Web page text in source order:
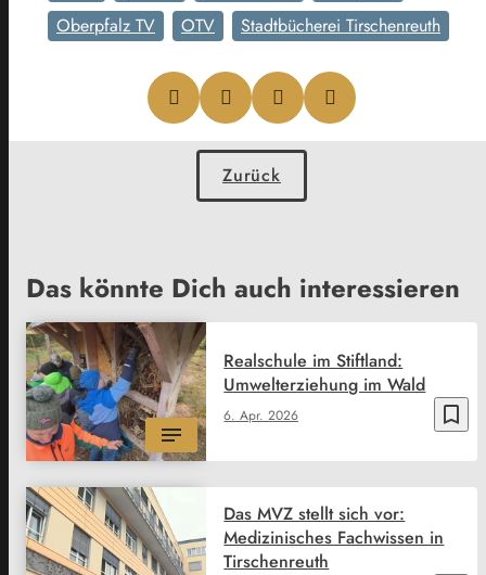
Oberpfalz TV
OTV Stadtbücherei Tirschenreuth
Zurück
Das könnte Dich auch interessieren
bookmark_border
6. Apr. 2026
Realschule im Stiftland:
Umwelterziehung im Wald
Das MVZ stellt sich vor:
Medizinisches Fachwissen in
Tirschenreuth